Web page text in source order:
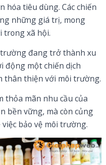
hóa tiêu dùng. Các chiến
những giá trị, mong
trong xã hội.
trường đang trở thành xu
động một chiến dịch
thân thiện với môi trường.
thỏa mãn nhu cầu của
bền vững, mà còn củng
bảo vệ môi trường.